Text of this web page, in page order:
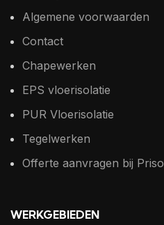
Algemene voorwaarden
Contact
Chapewerken
EPS vloerisolatie
PUR Vloerisolatie
Tegelwerken
Offerte aanvragen bij Priso
WERKGEBIEDEN